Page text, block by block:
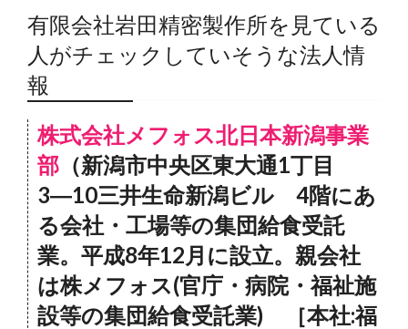
有限会社岩田精密製作所を見ている
人がチェックしていそうな法人情
報
株式会社メフォス北日本新潟事業
部 （新潟市中央区東大通1丁目
3―10三井生命新潟ビル 4階にあ
る会社・工場等の集団給食受託
業。平成8年12月に設立。親会社
は株メフォス(官庁・病院・福祉施
設等の集団給食受託業) ［本社:福